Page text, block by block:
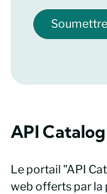
Soumettre
API Catalog
Le portail "API
web offerts par la